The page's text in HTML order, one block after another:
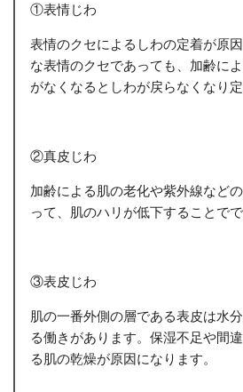
①表情じわ
表情のクセによるしわの定着が原
な表情のクセであっても、加齢に
がなくなるとしわが戻らなくなり
②真皮じわ
加齢による肌の老化や紫外線など
って、肌のハリが低下することでで
③表皮じわ
肌の一番外側の層である表皮は水
る働きがあります。保湿不足や間
る肌の乾燥が原因になります。